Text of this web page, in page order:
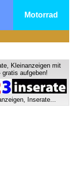
Motorrad
Kleinanzeigen mit
gratis aufgeben!
Inserate...